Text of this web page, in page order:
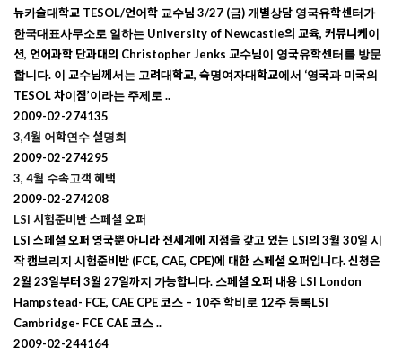
뉴카슬대학교 TESOL/언어학 교수님 3/27 (금) 개별상담 영국유학센터가
한국대표사무소로 일하는 University of Newcastle의 교육, 커뮤니케이
션, 언어과학 단과대의 Christopher Jenks 교수님이 영국유학센터를 방문
합니다. 이 교수님께서는 고려대학교, 숙명여자대학교에서 ‘영국과 미국의
TESOL 차이점’이라는 주제로 ..
2009-02-274135
3,4월 어학연수 설명회
2009-02-274295
3, 4월 수속고객 혜택
2009-02-274208
LSI 시험준비반 스페셜 오퍼
LSI 스페셜 오퍼 영국뿐 아니라 전세계에 지점을 갖고 있는 LSI의 3월 30일 시
작 캠브리지 시험준비반 (FCE, CAE, CPE)에 대한 스페셜 오퍼입니다. 신청은
2월 23일부터 3월 27일까지 가능합니다. 스페셜 오퍼 내용 LSI London
Hampstead- FCE, CAE CPE 코스 – 10주 학비로 12주 등록LSI
Cambridge- FCE CAE 코스 ..
2009-02-244164